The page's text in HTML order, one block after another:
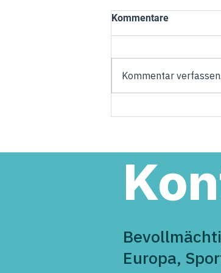
Kommentare
Kommentar
Europa,